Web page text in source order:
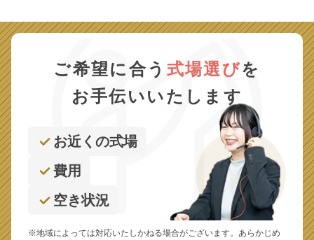
ご希望に合う 式場選びを
お手伝いいたします
お近くの式場
費用
空き状況
※地域によっては対応いたしかねる場合がございます。あらかじめ